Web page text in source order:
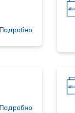
Подробно
Подробно